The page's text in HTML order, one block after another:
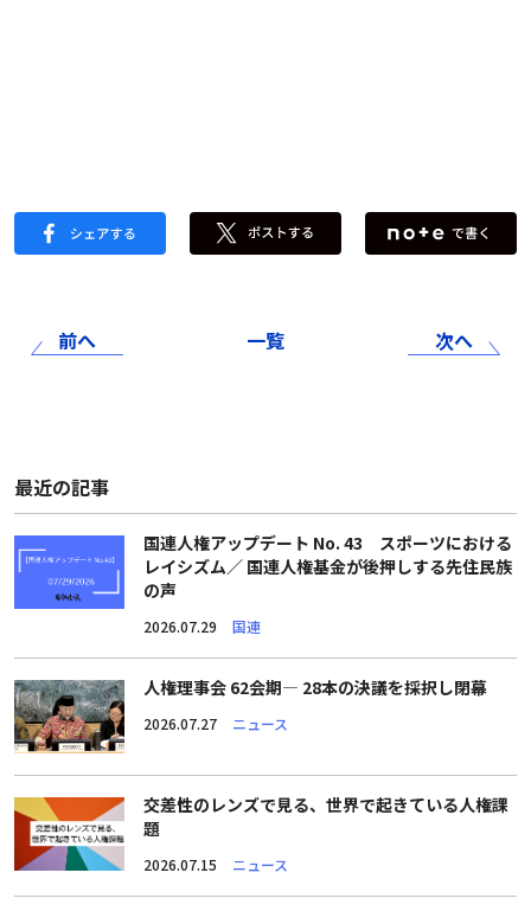
前へ 一覧 次へ
最近の記事
国連人権アップデート No. 43 スポーツにおける
レイシズム／ 国連人権基金が後押しする先住民族
の声
2026.07.29 国連
人権理事会 62会期― 28本の決議を採択し閉幕
2026.07.27 ニュース
交差性のレンズで見る、世界で起きている人権課
題
2026.07.15 ニュース